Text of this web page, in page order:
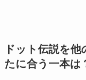
ドット伝説を
たに合う一本は